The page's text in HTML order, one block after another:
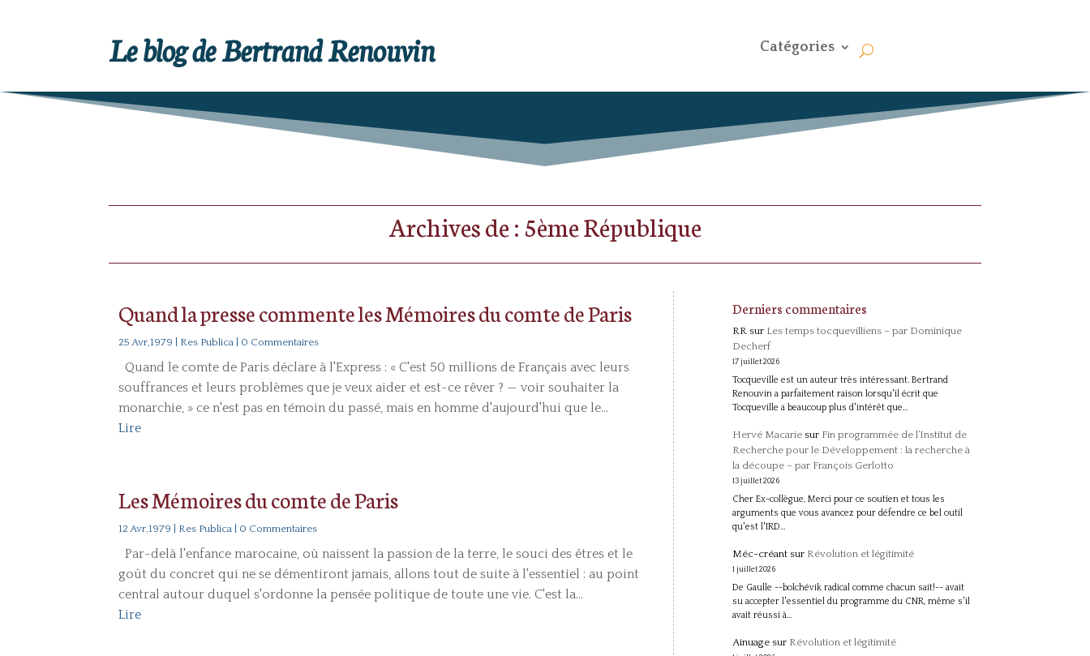
Le blog de Bertrand Renouvin Catégories
Archives de : 5ème République
Quand la presse commente les Mémoires du comte de Paris
25 Avr,1979 Res Publica | 0 Commentaires
Quand le comte de Paris déclare à l'Express : « C'est 50 millions de Français avec leurs
souffrances et leurs problèmes que je veux aider et est-ce rêver ? — voir souhaiter la
monarchie, » ce n'est pas en témoin du passé, mais en homme d'aujourd'hui que le...
Lire
Les Mémoires du comte de Paris
12 Avr,1979 Res Publica | 0 Commentaires
Par-delà l'enfance marocaine, où naissent la passion de la terre, le souci des êtres et le
goût du concret qui ne se démentiront jamais, allons tout de suite à l'essentiel : au point
central autour duquel s'ordonne la pensée politique de toute une vie. C'est la...
Lire
Derniers commentaires
RR sur Les temps tocquevilliens – par Dominique
Decherf
17 juillet 2026
Tocqueville est un auteur très intéressant. Bertrand
Renouvin a parfaitement raison lorsqu'il écrit que
Tocqueville a beaucoup plus d'intérêt que…
Hervé Macariesur Fin programmée de l’Institut de
Recherche pour le Développement : la recherche à
la découpe – par François Gerlotto
13 juillet 2026
Cher Ex-collègue, Merci pour ce soutien et tous les
arguments que vous avancez pour défendre ce bel outil
qu'est l'IRD…
Méc-créantsur Révolution et légitimité
1 juillet 2026
De Gaulle --bolchévik radical comme chacun sait!-- avait
su accepter l'essentiel du programme du CNR, même s'il
avait réussi à…
Ainuagesur Révolution et légitimité